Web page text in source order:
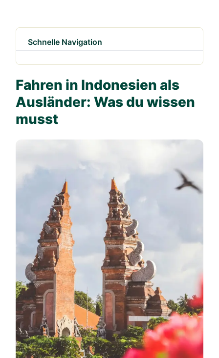
Schnelle Navigation
Fahren in Indonesien als
Ausländer: Was du wissen
musst